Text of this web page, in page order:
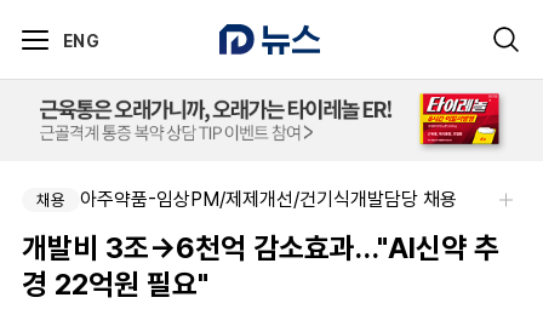
ENG
채용 아주약품-임상PM/제제개선/건기식개발담당 채용
개발비 3조→6천억 감소효과…"AI신약 추
경 22억원 필요"